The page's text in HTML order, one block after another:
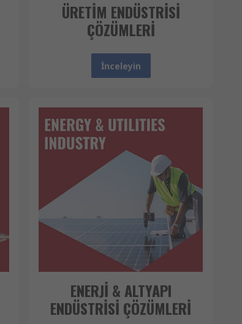
ÜRETİM ENDÜSTRİSİ
ÇÖZÜMLERİ
İnceleyin
ENERJİ & ALTYAPI
ENDÜSTRİSİ ÇÖZÜMLERİ